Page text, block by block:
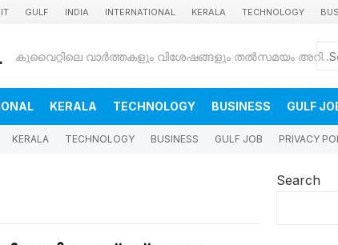
GULF INDIA INTERNATIONAL KERALA TECHNOLOGY
കുവൈറ്റിലെ വാർത്തകളും വിശേഷങ്ങളും തൽസമയം അറിയാൻ
KERALA TECHNOLOGY BUSINESS GULF
KERALA TECHNOLOGY BUSINESS GULF JOB PRIVACY
Search